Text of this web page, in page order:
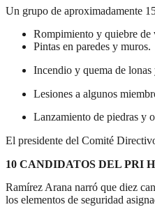
Un grupo de aproximadamente
Rompimiento y quiebre de
Pintas en paredes y muros.
Incendio y quema de
Lesiones a algunos
Lanzamiento de piedras y
El presidente del Comité
10 CANDIDATOS DEL PRI
Ramírez Arana narró que diez
los elementos de seguridad